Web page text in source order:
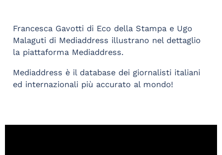
Francesca Gavotti di Eco della Stampa e Ugo
Malaguti di Mediaddress illustrano nel dettaglio
la piattaforma Mediaddress.
Mediaddress è il database dei giornalisti italiani
ed internazionali più accurato al mondo!